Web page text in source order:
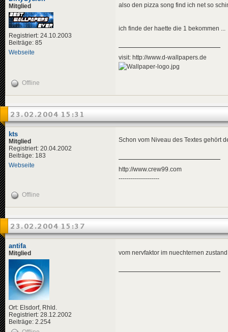
Mitglied
Registriert: 24.10.2003
Beiträge: 85
Webseite
also den pizza song find ich net so
ich finde der haette die 1 bekommen ...
visit: http://www.d-wallpapers.de
Offline
23.02.2004 15:31
kts
Mitglied
Registriert: 20.04.2002
Beiträge: 183
Webseite
Schon vom Niveau des Textes gehört
http://www.crew99.com
--------------------
Offline
23.02.2004 15:37
antifa
Mitglied
Ort: Elsdorf, Rhld.
Registriert: 28.12.2002
Beiträge: 2.254
vom nervfaktor im nuechternen